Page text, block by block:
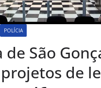
POLÍCIA
de São
de